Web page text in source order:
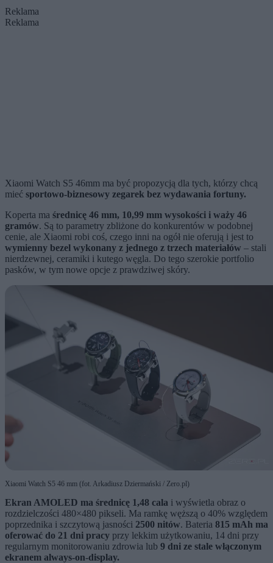
Reklama
Reklama
Xiaomi Watch S5 46mm ma być propozycją dla tych, którzy chcą
mieć sportowo-biznesowy zegarek bez wydawania fortuny.
Koperta ma średnicę 46 mm, 10,99 mm wysokości i waży 46
gramów. Są to parametry zbliżone do konkurentów w podobnej
cenie, ale Xiaomi robi coś, czego inni na ogół nie oferują i jest to
wymienny bezel wykonany z jednego z trzech materiałów – stali
nierdzewnej, ceramiki i kutego węgla. Do tego szerokie portfolio
pasków, w tym nowe opcje z prawdziwej skóry.
Xiaomi Watch S5 46 mm (fot. Arkadiusz Dziermański / Zero.pl)
Ekran AMOLED ma średnicę 1,48 cala i wyświetla obraz o
rozdzielczości 480×480 pikseli. Ma ramkę węższą o 40% względem
poprzednika i szczytową jasności 2500 nitów. Bateria 815 mAh ma
oferować do 21 dni pracy przy lekkim użytkowaniu, 14 dni przy
regularnym monitorowaniu zdrowia lub 9 dni ze stale włączonym
ekranem always-on-display.